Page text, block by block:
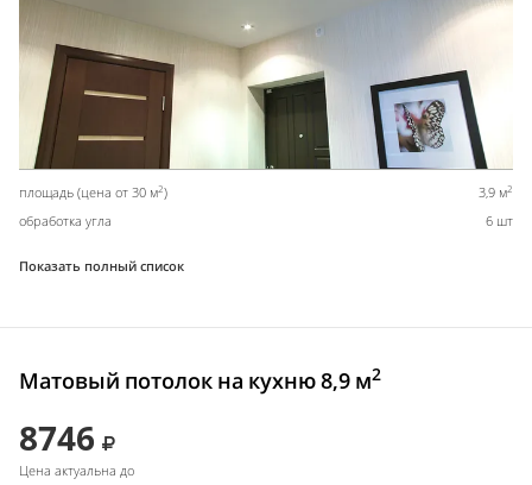
площадь (цена от 30 м2) 3,9 м2
обработка угла 6 шт
Показать полный список
Матовый потолок на кухню 8,9 м2
8746
Цена актуальна до